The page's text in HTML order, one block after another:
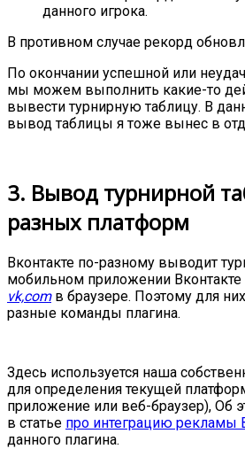
данного игрока.
В противном случае рекорд
По окончании успешной или
мы можем выполнить какие-то
вывести турнирную таблицу. В
вывод таблицы я тоже вынес в
3. Вывод турнирной
разных платформ
Вконтакте по-разному выводит
мобильном приложении Вконтакте
vk,comв браузере. Поэтому для
разные команды плагина.
Здесь используется наша
для определения текущей
приложение или веб-браузер), Об
в статье про интеграцию рекламы
данного плагина.